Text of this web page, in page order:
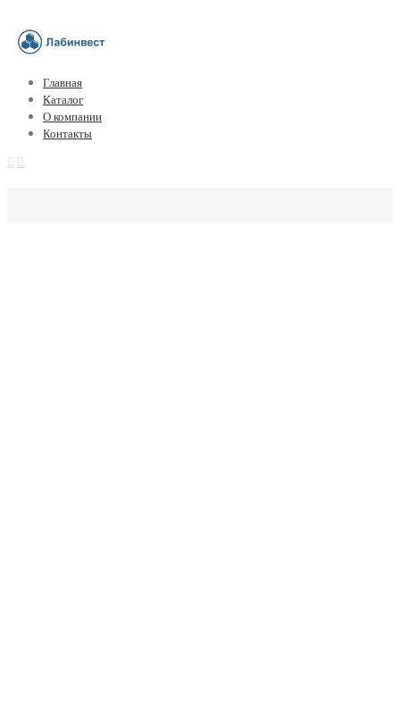
Главная
Каталог
О компании
Контакты